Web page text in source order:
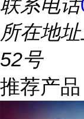
联系电话
所在地址
52号
推荐产品